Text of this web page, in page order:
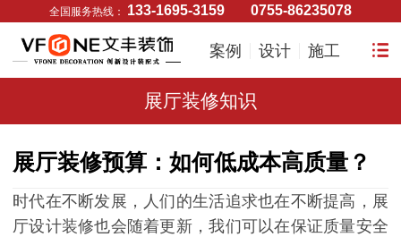
全国服务热线： 133-1695-3159 0755-86235078
案例 设计 施工
展厅装修知识
展厅装修预算：如何低成本高质量？
时代在不断发展，人们的生活追求也在不断提高，展
厅设计装修也会随着更新，我们可以在保证质量安全